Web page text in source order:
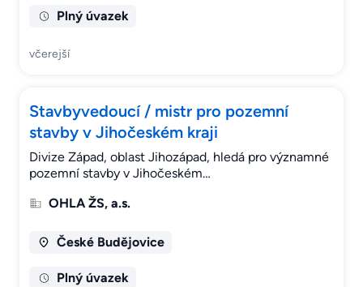
Plný úvazek
včerejší
Stavbyvedoucí / mistr pro pozemní
stavby v Jihočeském kraji
Divize Západ, oblast Jihozápad, hledá pro významné
pozemní stavby v Jihočeském…
OHLA ŽS, a.s.
České Budějovice
Plný úvazek